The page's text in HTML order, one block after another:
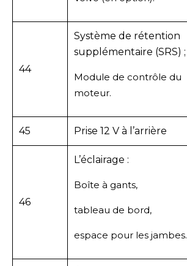
44
Système de rétention
supplémentaire (SRS) ;
Module de contrôle du
moteur.
45 Prise 12 V à l’arrière
46
L’éclairage :
Boîte à gants,
tableau de bord,
espace pour les jambes.